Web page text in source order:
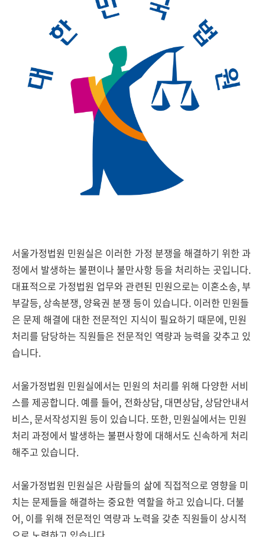
서울가정법원 민원실은 이러한 가정 분쟁을 해결하기 위한 과
정에서 발생하는 불편이나 불만사항 등을 처리하는 곳입니다.
대표적으로 가정법원 업무와 관련된 민원으로는 이혼소송, 부
부갈등, 상속분쟁, 양육권 분쟁 등이 있습니다. 이러한 민원들
은 문제 해결에 대한 전문적인 지식이 필요하기 때문에, 민원
처리를 담당하는 직원들은 전문적인 역량과 능력을 갖추고 있
습니다.
서울가정법원 민원실에서는 민원의 처리를 위해 다양한 서비
스를 제공합니다. 예를 들어, 전화상담, 대면상담, 상담안내서
비스, 문서작성지원 등이 있습니다. 또한, 민원실에서는 민원
처리 과정에서 발생하는 불편사항에 대해서도 신속하게 처리
해주고 있습니다.
서울가정법원 민원실은 사람들의 삶에 직접적으로 영향을 미
치는 문제들을 해결하는 중요한 역할을 하고 있습니다. 더불
어, 이를 위해 전문적인 역량과 노력을 갖춘 직원들이 상시적